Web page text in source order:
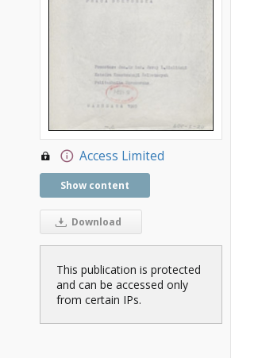
Access Limited
Show content
Download
This publication is protected
and can be accessed only
from certain IPs.